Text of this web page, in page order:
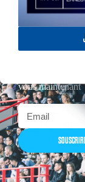
Actualités,
billetterie, remises
vous maintenant